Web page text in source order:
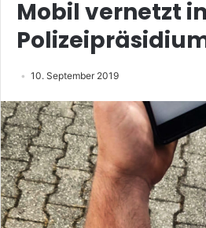
Mobil vernetzt
10. September 2019